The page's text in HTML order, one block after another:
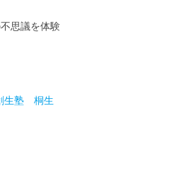
思議を体験
生塾 桐生